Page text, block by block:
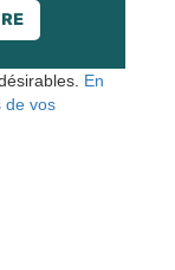
En
de vos